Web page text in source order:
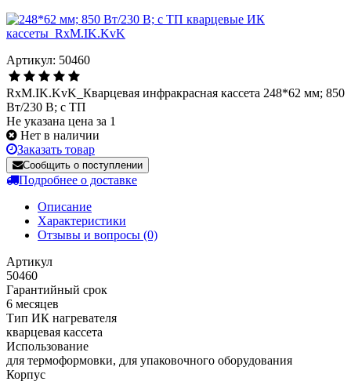
Артикул: 50460
RxM.IK.KvK_Кварцевая инфракрасная кассета 248*62 мм; 850
Вт/230 В; с ТП
Не указана цена за 1
Нет в наличии
Заказать товар
Сообщить о поступлении
Подробнее о доставке
Описание
Характеристики
Отзывы и вопросы (0)
Артикул
50460
Гарантийный срок
6 месяцев
Тип ИК нагревателя
кварцевая кассета
Использование
для термоформовки, для упаковочного оборудования
Корпус